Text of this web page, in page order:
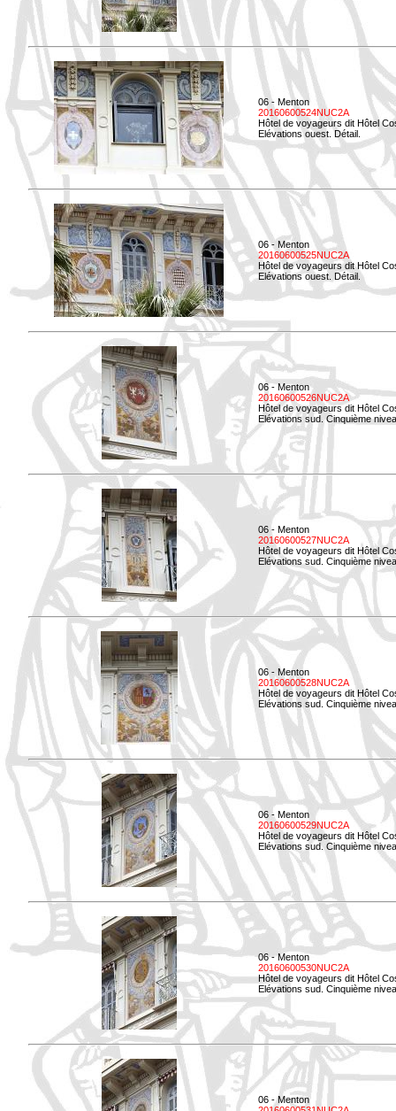
06 - Menton
20160600524NUC2A
Hôtel de voyageurs dit Hôtel
Elévations ouest. Détail.
06 - Menton
20160600525NUC2A
Hôtel de voyageurs dit Hôtel
Elévations ouest. Détail.
06 - Menton
20160600526NUC2A
Hôtel de voyageurs dit Hôtel
Elévations sud. Cinquième
06 - Menton
20160600527NUC2A
Hôtel de voyageurs dit Hôtel
Elévations sud. Cinquième
06 - Menton
20160600528NUC2A
Hôtel de voyageurs dit Hôtel
Elévations sud. Cinquième
06 - Menton
20160600529NUC2A
Hôtel de voyageurs dit Hôtel
Elévations sud. Cinquième
06 - Menton
20160600530NUC2A
Hôtel de voyageurs dit Hôtel
Elévations sud. Cinquième
06 - Menton